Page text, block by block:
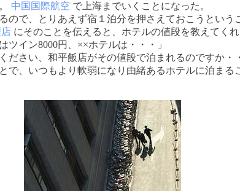
中国国際航空 で上海までいくことになった。
ので、とりあえず宿１泊分を押さえておこうという
にそのことを伝えると、ホテルの値段を教えてくれ
ツイン8000円、××ホテルは・・・」
ださい、和平飯店がその値段で泊まれるのですか・
で、いつもより軟弱になり由緒あるホテルに泊まる